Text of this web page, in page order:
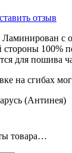
отзыв
Ламинирован с
100%
для пошива
на сгибах
(Антинея)
товара…